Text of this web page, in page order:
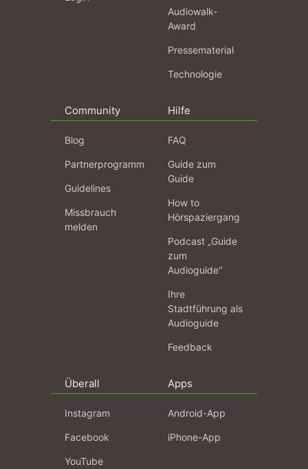
Audiowalk-
Award
Pressematerial
Technologie
Community
Blog
Partnerprogramm
Guidelines
Missbrauch
melden
Hilfe
FAQ
Guide zum
Guide
How to
Hörspaziergang
Podcast „Guide
zum
Audioguide“
Ihre
Stadtführung als
Audioguide
Feedback
Überall
Instagram
Facebook
YouTube
Apps
Android-App
iPhone-App